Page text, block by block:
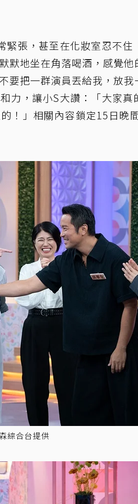
緊張，甚至在化妝室忍不住
默地坐在角落喝酒，感覺
要把一群演員丟給我，放
力，讓小S大讚：「大家真
！」相關內容鎖定15日晚
綜合台提供